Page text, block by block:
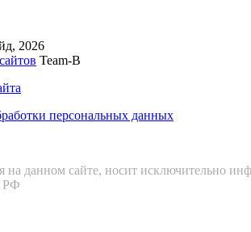
2026
Team-B
персональных данных
данном сайте, носит исключительно
РФ